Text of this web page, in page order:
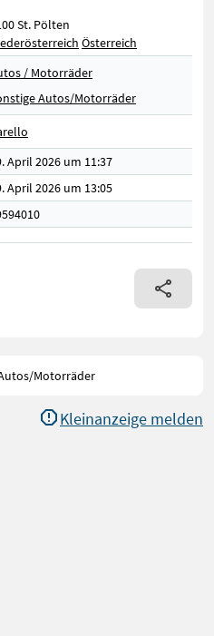
St. Pölten
Österreich
/ Motorräder
Autos/Motorräder
April 2026 um 11:37
April 2026 um 13:05
Motorräder
Kleinanzeige melden